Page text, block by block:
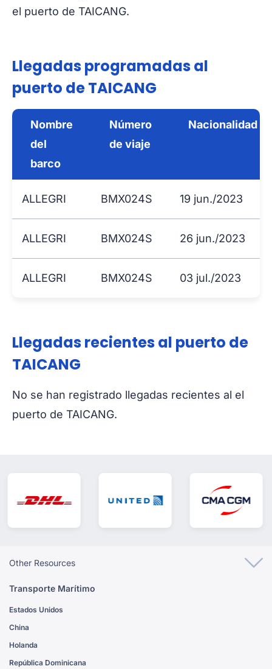
el puerto de TAICANG.
Llegadas programadas al
puerto de TAICANG
Nombre
del
barco
Número
de viaje
Nacionalidad
ALLEGRI BMX024S 19 jun./2023
ALLEGRI BMX024S 26 jun./2023
ALLEGRI BMX024S 03 jul./2023
Llegadas recientes al puerto de
TAICANG
No se han registrado llegadas recientes al el
puerto de TAICANG.
Other Resources
Transporte Marítimo
Estados Unidos
China
Holanda
República Dominicana